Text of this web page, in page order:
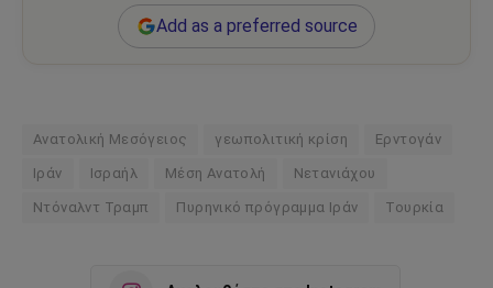
Add as a preferred source
Ανατολική Μεσόγειος γεωπολιτική κρίση Ερντογάν
Ιράν Ισραήλ Μέση Ανατολή Νετανιάχου
Ντόναλντ Τραμπ Πυρηνικό πρόγραμμα Ιράν Τουρκία